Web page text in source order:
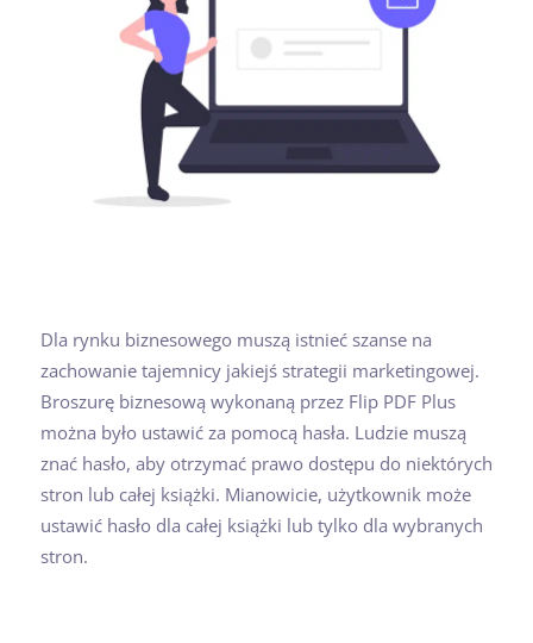
Dla rynku biznesowego muszą istnieć szanse na
zachowanie tajemnicy jakiejś strategii marketingowej.
Broszurę biznesową wykonaną przez Flip PDF Plus
można było ustawić za pomocą hasła. Ludzie muszą
znać hasło, aby otrzymać prawo dostępu do niektórych
stron lub całej książki. Mianowicie, użytkownik może
ustawić hasło dla całej książki lub tylko dla wybranych
stron.